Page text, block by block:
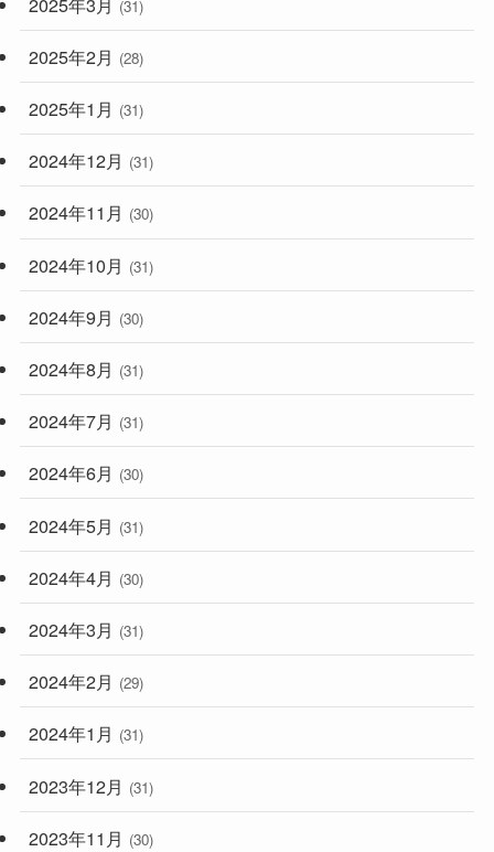
(31)
2025年2月 (28)
2025年1月 (31)
2024年12月 (31)
2024年11月 (30)
2024年10月 (31)
2024年9月 (30)
2024年8月 (31)
2024年7月 (31)
2024年6月 (30)
2024年5月 (31)
2024年4月 (30)
2024年3月 (31)
2024年2月 (29)
2024年1月 (31)
2023年12月 (31)
2023年11月 (30)